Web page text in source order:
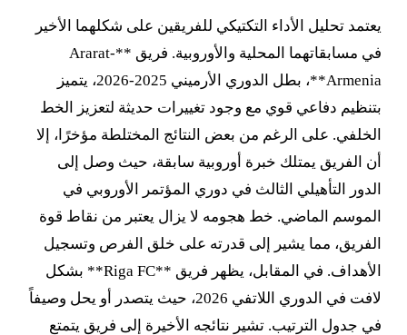
يعتمد تحليل الأداء التكتيكي للفريقين على شكلهما الأخير
في مسابقاتهما المحلية والأوروبية. فريق **Ararat-
Armenia**، بطل الدوري الأرميني 2025-2026، يتميز
بتنظيم دفاعي قوي مع وجود تغييرات حديثة لتعزيز الخط
الخلفي. على الرغم من بعض النتائج المختلطة مؤخرًا، إلا
أن الفريق يمتلك خبرة أوروبية سابقة، حيث وصل إلى
الدور التأهيلي الثالث في دوري المؤتمر الأوروبي في
الموسم الماضي. خط هجومه لا يزال يعتبر من نقاط قوة
الفريق، مما يشير إلى قدرته على خلق الفرص وتسجيل
الأهداف. في المقابل، يظهر فريق **Riga FC** بشكل
لافت في الدوري اللاتفي 2026، حيث يتصدر أو يحل وصيفاً
في جدول الترتيب. تشير نتائجه الأخيرة إلى فريق يتمتع